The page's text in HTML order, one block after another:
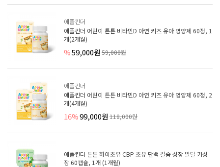
애플킨더
애플킨더 어린이 튼튼 비타민D 아연 키즈 유아 영양제 60정, 1
개(2개월)
%59,000원 59,000원
애플킨더
애플킨더 어린이 튼튼 비타민D 아연 키즈 유아 영양제 60정, 2
개(4개월)
16%99,000원 118,000원
애플킨더 튼튼 하이초유 CBP 초유 단백 칼슘 성장 발달 키성
장 60캡슐, 1개 (1개월)